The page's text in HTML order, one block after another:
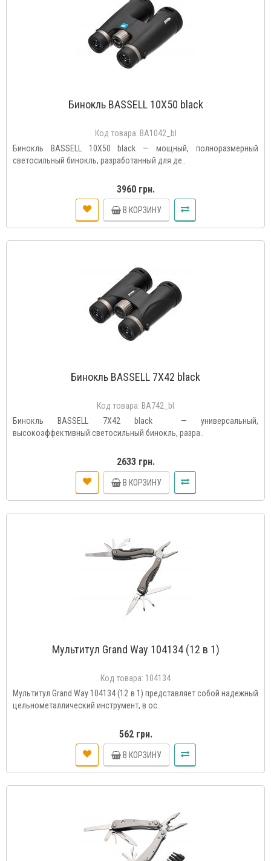
Бинокль BASSELL 10X50 black
Код товара: BA1042_bl
Бинокль BASSELL 10X50 black — мощный, полноразмерный
светосильный бинокль, разработанный для де..
3960 грн.
В КОРЗИНУ
Бинокль BASSELL 7X42 black
Код товара: BA742_bl
Бинокль BASSELL 7X42 black — универсальный,
высокоэффективный светосильный бинокль, разра..
2633 грн.
В КОРЗИНУ
Мультитул Grand Way 104134 (12 в 1)
Код товара: 104134
Мультитул Grand Way 104134 (12 в 1) представляет собой надежный
цельнометаллический инструмент, в ос..
562 грн.
В КОРЗИНУ